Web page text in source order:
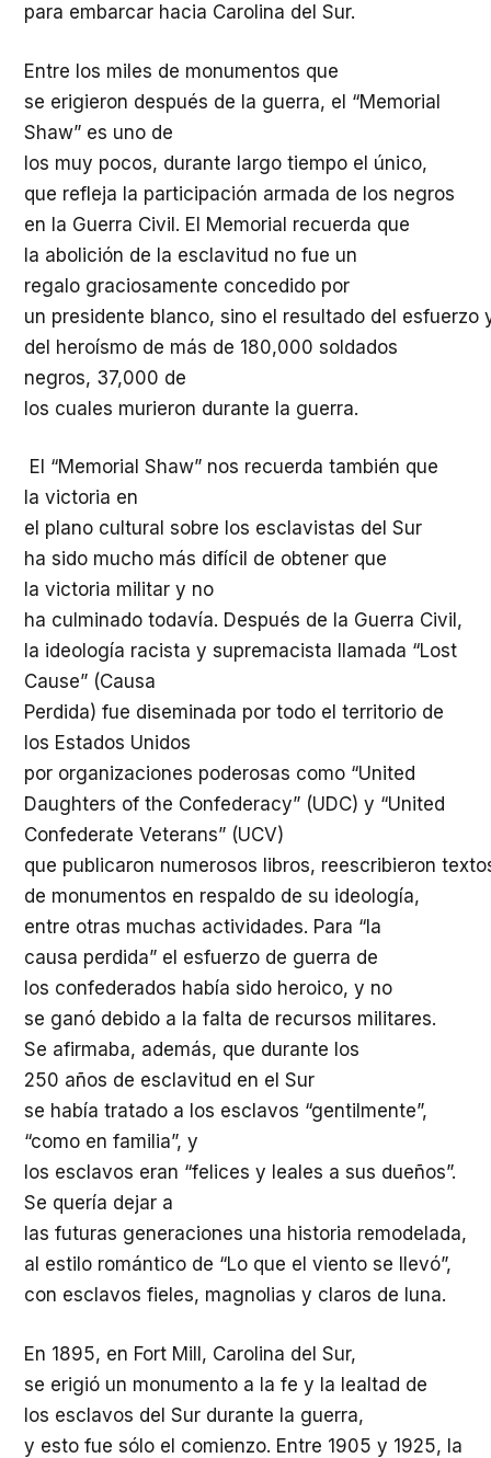
para embarcar hacia Carolina del Sur.
Entre los miles de monumentos que
se erigieron después de la guerra, el “Memorial
Shaw” es uno de
los muy pocos, durante largo tiempo el único,
que refleja la participación armada de los negros
en la Guerra Civil. El Memorial recuerda que
la abolición de la esclavitud no fue un
regalo graciosamente concedido por
un presidente blanco, sino el resultado del esfuerzo
del heroísmo de más de 180,000 soldados
negros, 37,000 de
los cuales murieron durante la guerra.
El “Memorial Shaw” nos recuerda también que
la victoria en
el plano cultural sobre los esclavistas del Sur
ha sido mucho más difícil de obtener que
la victoria militar y no
ha culminado todavía. Después de la Guerra Civil,
la ideología racista y supremacista llamada “Lost
Cause” (Causa
Perdida) fue diseminada por todo el territorio de
los Estados Unidos
por organizaciones poderosas como “United
Daughters of the Confederacy” (UDC) y “United
Confederate Veterans” (UCV)
que publicaron numerosos libros, reescribieron
de monumentos en respaldo de su ideología,
entre otras muchas actividades. Para “la
causa perdida” el esfuerzo de guerra de
los confederados había sido heroico, y no
se ganó debido a la falta de recursos militares.
Se afirmaba, además, que durante los
250 años de esclavitud en el Sur
se había tratado a los esclavos “gentilmente”,
“como en familia”, y
los esclavos eran “felices y leales a sus dueños”.
Se quería dejar a
las futuras generaciones una historia remodelada,
al estilo romántico de “Lo que el viento se llevó”,
con esclavos fieles, magnolias y claros de luna.
En 1895, en Fort Mill, Carolina del Sur,
se erigió un monumento a la fe y la lealtad de
los esclavos del Sur durante la guerra,
y esto fue sólo el comienzo. Entre 1905 y 1925, la